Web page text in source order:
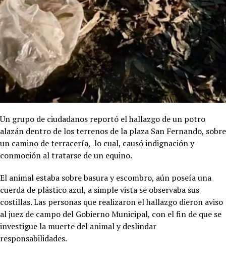
Un grupo de ciudadanos reportó el hallazgo de un potro
alazán dentro de los terrenos de la plaza San Fernando, sobre
un camino de terracería, lo cual, causó indignación y
conmoción al tratarse de un equino.
El animal estaba sobre basura y escombro, aún poseía una
cuerda de plástico azul, a simple vista se observaba sus
costillas. Las personas que realizaron el hallazgo dieron aviso
al juez de campo del Gobierno Municipal, con el fin de que se
investigue la muerte del animal y deslindar
responsabilidades.